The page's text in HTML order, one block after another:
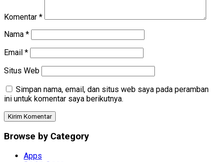
Komentar *
Nama *
Email *
Situs Web
Simpan nama, email, dan situs web saya pada peramban
ini untuk komentar saya berikutnya.
Browse by Category
Apps